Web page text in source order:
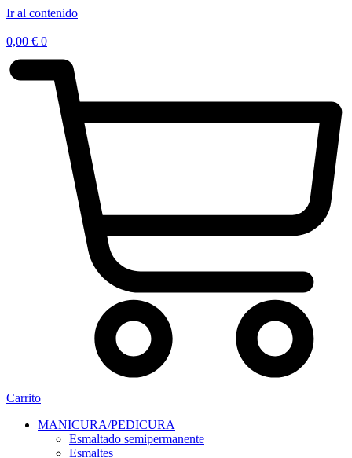
Ir al contenido
0,00 € 0
Carrito
MANICURA/PEDICURA
Esmaltado semipermanente
Esmaltes